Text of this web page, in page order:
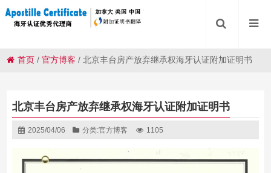
首页 /官方博客 /北京丰台房产放弃继承权海牙认证附加证明书
北京丰台房产放弃继承权海牙认证附加证明书
2025/04/06 分类:官方博客 1105